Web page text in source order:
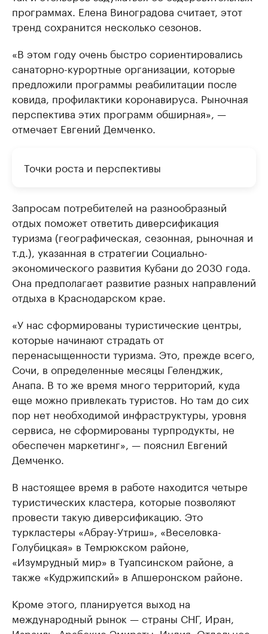
программах. Елена Виноградова считает, этот
тренд сохранится несколько сезонов.
«В этом году очень быстро сориентировались
санаторно-курортные организации, которые
предложили программы реабилитации после
ковида, профилактики коронавируса. Рыночная
перспектива этих программ обширная», —
отмечает Евгений Демченко.
Точки роста и перспективы
Запросам потребителей на разнообразный
отдых поможет ответить диверсификация
туризма (географическая, сезонная, рыночная и
т.д.), указанная в стратегии Социально-
экономического развития Кубани до 2030 года.
Она предполагает развитие разных направлений
отдыха в Краснодарском крае.
«У нас сформированы туристические центры,
которые начинают страдать от
перенасыщенности туризма. Это, прежде всего,
Сочи, в определенные месяцы Геленджик,
Анапа. В то же время много территорий, куда
еще можно привлекать туристов. Но там до сих
пор нет необходимой инфраструктуры, уровня
сервиса, не сформированы турпродукты, не
обеспечен маркетинг», — пояснил Евгений
Демченко.
В настоящее время в работе находится четыре
туристических кластера, которые позволяют
провести такую диверсификацию. Это
туркластеры «Абрау-Утриш», «Веселовка-
Голубицкая» в Темрюкском районе,
«Изумрудный мир» в Туапсинском районе, а
также «Кудржипский» в Апшеронском районе.
Кроме этого, планируется выход на
международный рынок — страны СНГ, Иран,